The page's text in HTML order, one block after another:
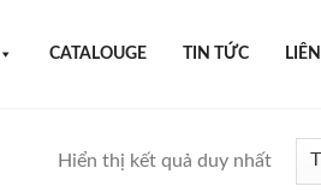
CATALOUGE TIN TỨC
Hiển thị kết quả duy nhất